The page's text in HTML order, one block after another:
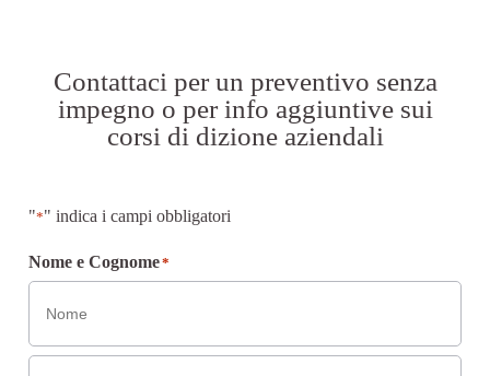
Contattaci per un preventivo senza
impegno o per info aggiuntive sui
corsi di dizione aziendali
"*" indica i campi obbligatori
Nome e Cognome*